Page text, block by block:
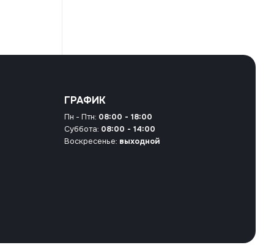
ГРАФИК
Пн - Птн: 08:00 - 18:00
Суббота: 08:00 - 14:00
Воскресенье: выходной